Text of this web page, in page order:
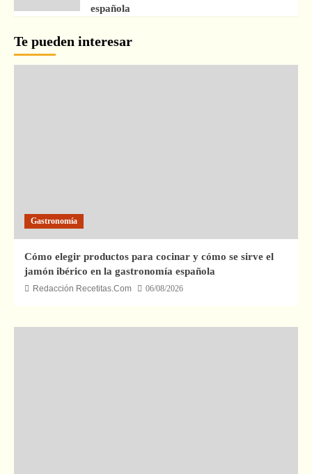
española
Te pueden interesar
Gastronomía
Cómo elegir productos para cocinar y cómo se sirve el
jamón ibérico en la gastronomía española
Redacción Recetitas.Com 06/08/2026